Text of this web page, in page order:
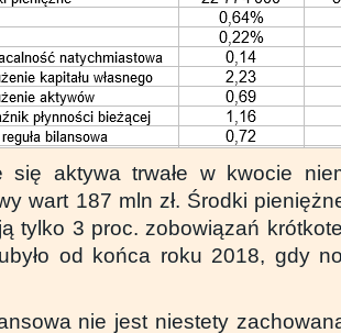
się aktywa trwałe w kwocie
wart 187 mln zł. Środki
tylko 3 proc. zobowiązań
od końca roku 2018, gdy
nie jest niestety